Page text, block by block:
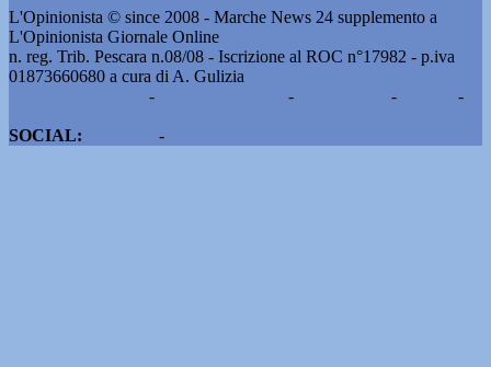
L'Opinionista © since 2008 - Marche News 24 supplemento a
L'Opinionista Giornale Online
n. reg. Trib. Pescara n.08/08 - Iscrizione al ROC n°17982 - p.iva
01873660680 a cura di A. Gulizia
- - -
-
SOCIAL:
-